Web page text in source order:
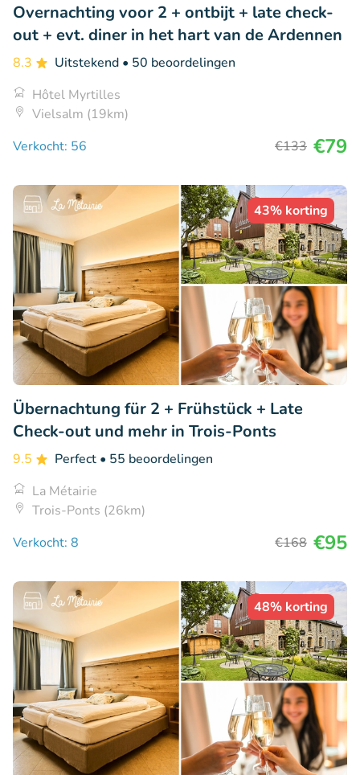
Overnachting voor 2 + ontbijt + late check-
out + evt. diner in het hart van de Ardennen
8.3 Uitstekend • 50 beoordelingen
Hôtel Myrtilles
Vielsalm (19km)
Verkocht: 56
€133 €79
43% korting
Übernachtung für 2 + Frühstück + Late
Check-out und mehr in Trois-Ponts
9.5 Perfect • 55 beoordelingen
La Métairie
Trois-Ponts (26km)
Verkocht: 8
€168 €95
48% korting